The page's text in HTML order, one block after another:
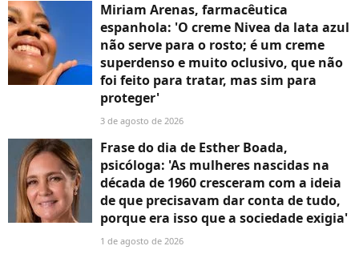
Miriam Arenas, farmacêutica
espanhola: 'O creme Nivea da lata azul
não serve para o rosto; é um creme
superdenso e muito oclusivo, que não
foi feito para tratar, mas sim para
proteger'
3 de agosto de 2026
Frase do dia de Esther Boada,
psicóloga: 'As mulheres nascidas na
década de 1960 cresceram com a ideia
de que precisavam dar conta de tudo,
porque era isso que a sociedade exigia'
1 de agosto de 2026